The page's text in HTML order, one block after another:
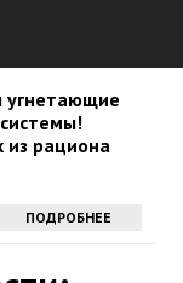
угнетающие
из рациона
ПОДРОБНЕЕ